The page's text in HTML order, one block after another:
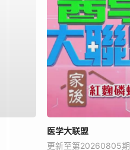
医学大联盟
更新至第20260805期